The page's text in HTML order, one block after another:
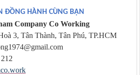
ĐỒNG HÀNH CÙNG BẠN
Company Co Working
3, Tân Thành, Tân Phú, TP.HCM